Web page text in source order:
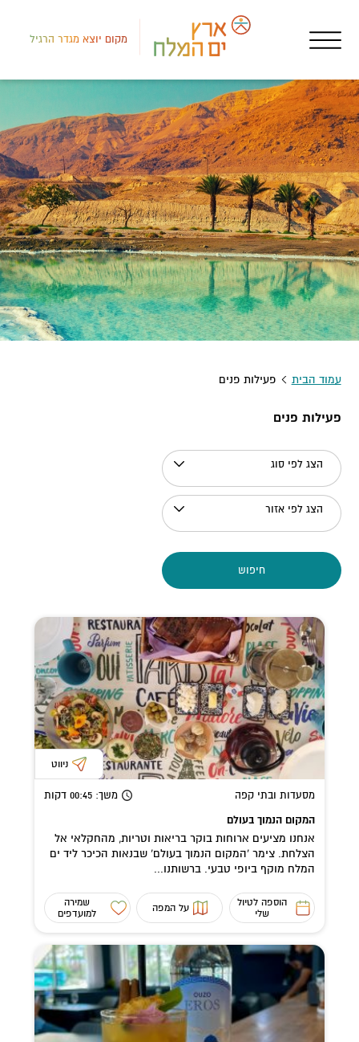
מקום יוצא מגדר הרגיל
עמוד הבית פעילות פנים
פעילות פנים
הצג לפי סוג
הצג לפי אזור
חיפוש
ניווט
מסעדות ובתי קפה משך: 00:45 דקות
המקום הנמוך בעולם
אנחנו מציעים ארוחות בוקר בריאות וטריות, מהחקלאי אל
הצלחת. צימר ‘המקום הנמוך בעולם’ שבנאות הכיכר ליד ים
המלח מוקף ביופי טבעי. ברשותנו...
הוספה לטיול
שלי
על המפה
שמירה
למועדפים